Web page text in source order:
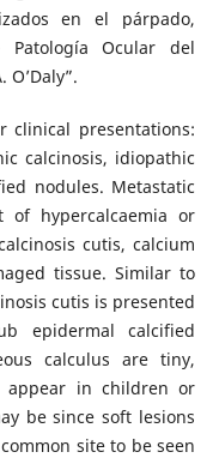
en el párpado,
Patología Ocular del
clinical presentations:
calcinosis, idiopathic
nodules. Metastatic
of hypercalcaemia or
cutis, calcium
tissue. Similar to
cutis is presented
epidermal calcified
calculus are tiny,
appear in children or
be since soft lesions
site to be seen